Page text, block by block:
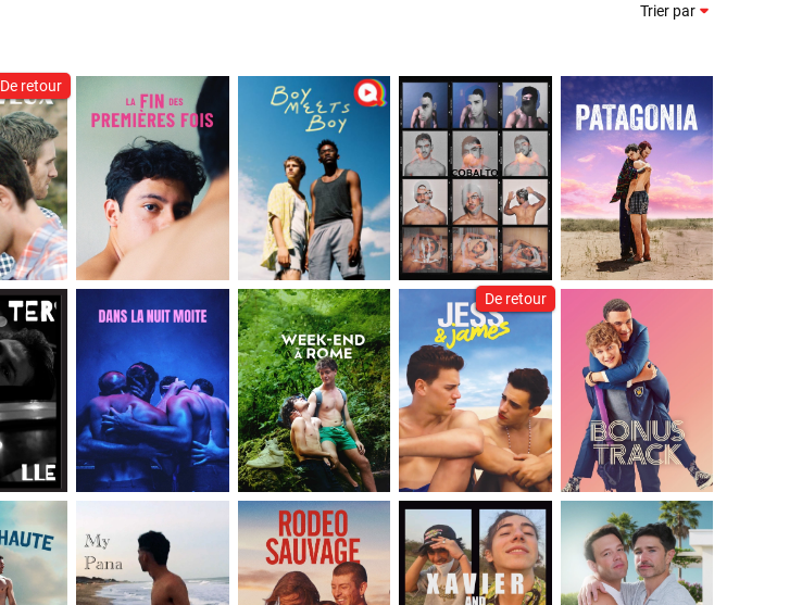
Trier par
De retour
De retour